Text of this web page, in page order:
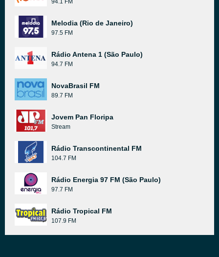
94.1 FM
Melodia (Rio de Janeiro)
97.5 FM
Rádio Antena 1 (São Paulo)
94.7 FM
NovaBrasil FM
89.7 FM
Jovem Pan Floripa
Stream
Rádio Transcontinental FM
104.7 FM
Rádio Energia 97 FM (São Paulo)
97.7 FM
Rádio Tropical FM
107.9 FM